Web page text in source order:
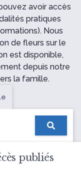
avoir accès
pratiques
Nous
de fleurs sur le
est disponible,
depuis notre
la famille.
publiés